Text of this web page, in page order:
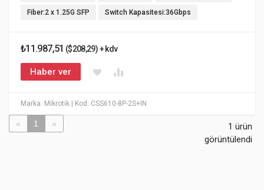
Marka: Mikrotik | Kod: CSS610-8P-2S+IN
Fiber:2 x 1.25G SFP Switch Kapasitesi:36Gbps
₺11.987,51 ($208,29) + kdv
Haber ver
« 1 »
1 ürün
görüntülendi